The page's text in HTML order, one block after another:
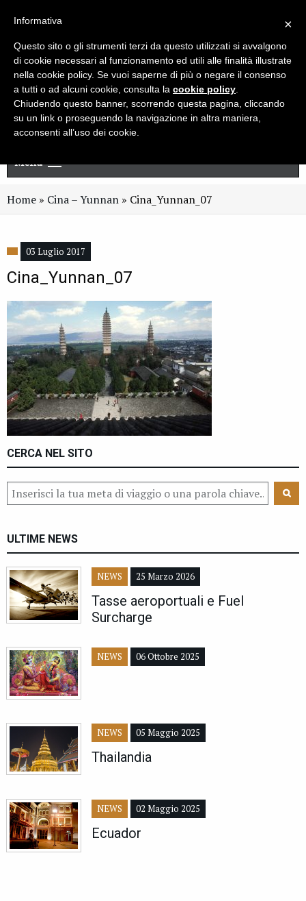
Newsletter
Menu
Home » Cina – Yunnan » Cina_Yunnan_07
03 Luglio 2017
Cina_Yunnan_07
CERCA NEL SITO
ULTIME NEWS
NEWS 25 Marzo 2026
Tasse aeroportuali e Fuel
Surcharge
NEWS 06 Ottobre 2025
NEWS 05 Maggio 2025
Thailandia
NEWS 02 Maggio 2025
Ecuador
×
Informativa
Questo sito o gli strumenti terzi da questo utilizzati si avvalgono
di cookie necessari al funzionamento ed utili alle finalità illustrate
nella cookie policy. Se vuoi saperne di più o negare il consenso
a tutti o ad alcuni cookie, consulta la cookie policy
Chiudendo questo banner, scorrendo questa pagina, cliccando
su un link o proseguendo la navigazione in altra maniera,
acconsenti all’uso dei cookie.